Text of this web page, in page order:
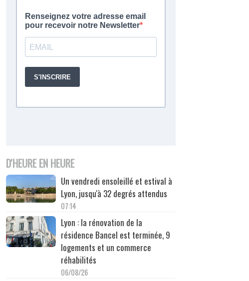
D'HEURE EN HEURE
Un vendredi ensoleillé et estival à
Lyon, jusqu'à 32 degrés attendus
07:14
Lyon : la rénovation de la
résidence Bancel est terminée, 9
logements et un commerce
réhabilités
06/08/26